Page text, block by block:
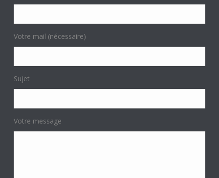
Votre mail (nécessaire)
Sujet
Votre message